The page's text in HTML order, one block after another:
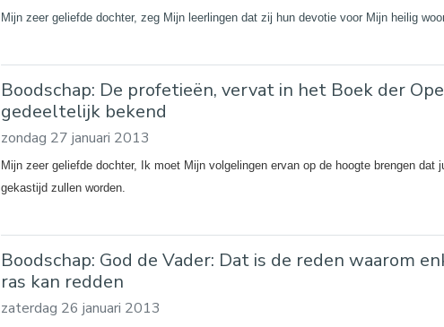
Mijn zeer geliefde dochter, zeg Mijn leerlingen dat zij hun devotie voor Mijn heilig
Boodschap: De profetieën, vervat in het Boek der
gedeeltelijk bekend
zondag 27 januari 2013
Mijn zeer geliefde dochter, Ik moet Mijn volgelingen ervan op de hoogte brengen dat
gekastijd zullen worden.
Boodschap: God de Vader: Dat is de reden waarom
ras kan redden
zaterdag 26 januari 2013